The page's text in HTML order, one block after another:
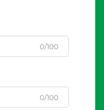
0/100
0/100